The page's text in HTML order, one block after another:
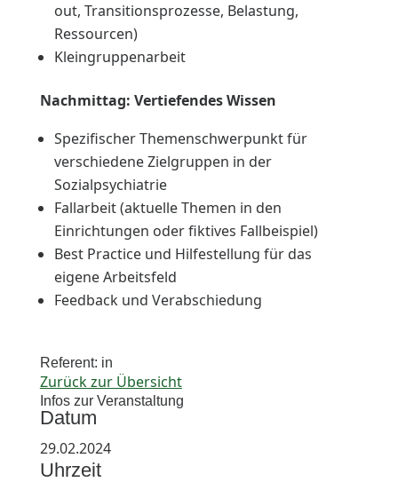
out, Transitionsprozesse, Belastung,
Ressourcen)
Kleingruppenarbeit
Nachmittag: Vertiefendes Wissen
Spezifischer Themenschwerpunkt für
verschiedene Zielgruppen in der
Sozialpsychiatrie
Fallarbeit (aktuelle Themen in den
Einrichtungen oder fiktives Fallbeispiel)
Best Practice und Hilfestellung für das
eigene Arbeitsfeld
Feedback und Verabschiedung
Referent: in
Zurück zur Übersicht
Infos zur Veranstaltung
Datum
29.02.2024
Uhrzeit